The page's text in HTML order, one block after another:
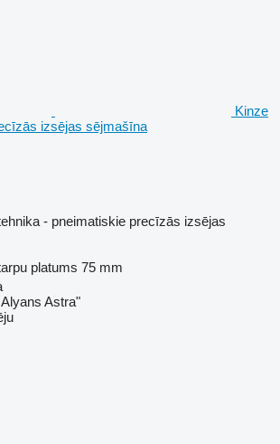
Kinze
izsējas sējmašīna
- pneimatiskie precīzās izsējas
platums 75 mm
Astra"